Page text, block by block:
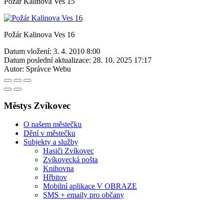
Požár Kalinova Ves 16
Datum vložení: 3. 4. 2010 8:00
Datum poslední aktualizace: 28. 10. 2025 17:17
Autor: Správce Webu
Městys Zvíkovec
O našem městečku
Dění v městečku
Subjekty a služby
Hasiči Zvíkovec
Zvíkovecká pošta
Knihovna
Hřbitov
Mobilní aplikace V OBRAZE
SMS + emaily pro občany